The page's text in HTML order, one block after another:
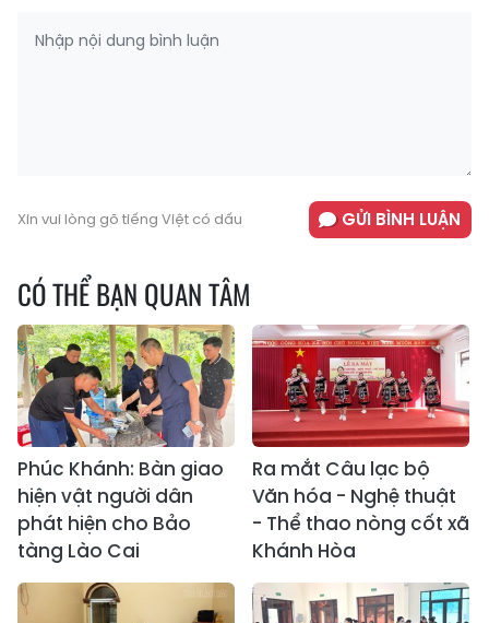
Xin vui lòng gõ tiếng Việt có dấu GỬI BÌNH LUẬN
CÓ THỂ BẠN QUAN TÂM
Phúc Khánh: Bàn giao
hiện vật người dân
phát hiện cho Bảo
tàng Lào Cai
Ra mắt Câu lạc bộ
Văn hóa - Nghệ thuật
- Thể thao nòng cốt xã
Khánh Hòa